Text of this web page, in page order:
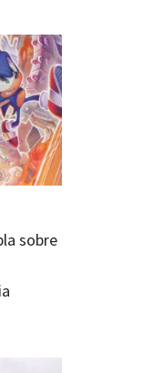
sobre